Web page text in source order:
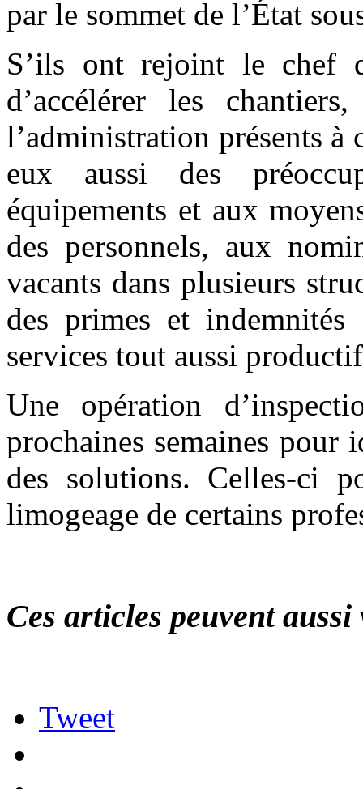
par le sommet de l’État
S’ils ont rejoint le chef
d’accélérer les
l’administration présents à
eux aussi des
équipements et aux
des personnels, aux
vacants dans plusieurs
des primes et indemnités
services tout aussi
Une opération
prochaines semaines
des solutions. Celles-ci
limogeage de certains
Ces articles peuvent
Tweet